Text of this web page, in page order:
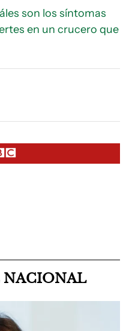
son los síntomas
en un crucero que
NACIONAL